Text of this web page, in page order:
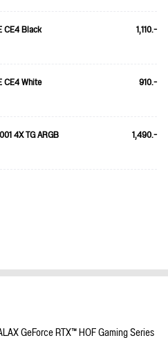
CE4 Black 1,110.-
CE4 White 910.-
4X TG ARGB 1,490.-
GeForce RTX™ HOF Gaming Series